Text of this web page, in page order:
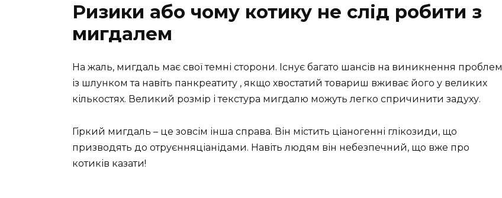
Ризики або чому котику не слід робити з
мигдалем
На жаль, мигдаль має свої темні сторони. Існує багато шансів на виникнення проблем
із шлунком та навіть панкреатиту , якщо хвостатий товариш вживає його у великих
кількостях. Великий розмір і текстура мигдалю можуть легко спричинити задуху.
Гіркий мигдаль – це зовсім інша справа. Він містить ціаногенні глікозиди, що
призводять до отруєнняціанідами. Навіть людям він небезпечний, що вже про
котиків казати!